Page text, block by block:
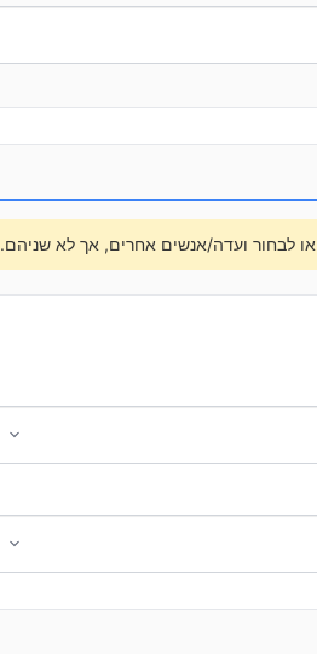
או לבחור ועדה/אנשים אחרים, אך לא שניהם.